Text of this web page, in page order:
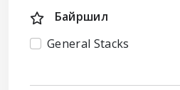
Байршил
General Stacks